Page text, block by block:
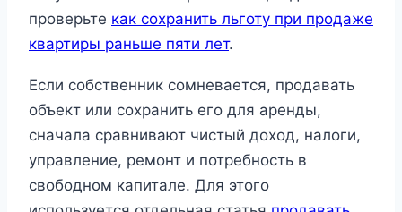
проверьте как сохранить льготу при продаже
квартиры раньше пяти лет.
Если собственник сомневается, продавать
объект или сохранить его для аренды,
сначала сравнивают чистый доход, налоги,
управление, ремонт и потребность в
свободном капитале. Для этого